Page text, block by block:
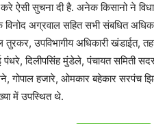
करे ऐसी सुचना दी है. अनेक किसानो ने
अग्रवाल सहित सभी संबधित
तुरकर, उपविभागीय अधिकारी खंडाईत,
दिलीपसिंह मुंडेले, पंचायत समिती
गोपाल हजारे, ओमकार बहेकार सरपंच
में उपस्थित थे.